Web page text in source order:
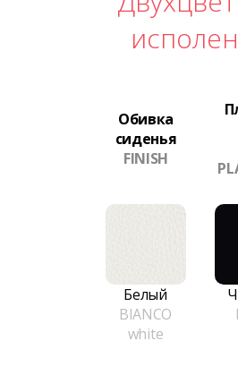
Обивка
сиденья
FINISH
Белый
BIANCO
white